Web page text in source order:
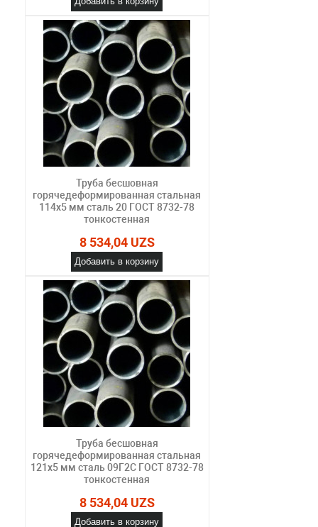
Труба бесшовная
горячедеформированная стальная
114х5 мм сталь 20 ГОСТ 8732-78
тонкостенная
8 534,04 UZS
Добавить в корзину
Труба бесшовная
горячедеформированная стальная
121х5 мм сталь 09Г2С ГОСТ 8732-78
тонкостенная
8 534,04 UZS
Добавить в корзину